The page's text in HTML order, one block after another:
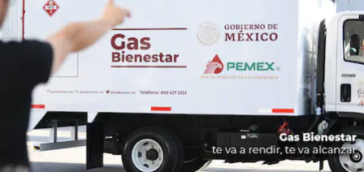
Mediakit
abre en nueva pestaña
México